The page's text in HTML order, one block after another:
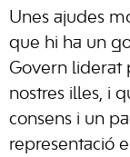
Unes ajudes
que hi ha un
Govern liderat
nostres illes, i
consens i un
representació